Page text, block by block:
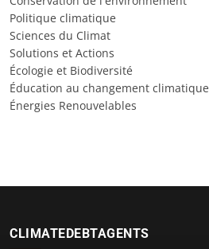
Politique climatique
Sciences du Climat
Solutions et Actions
Écologie et Biodiversité
Éducation au changement climatique
Énergies Renouvelables
CLIMATEDEBTAGENTS